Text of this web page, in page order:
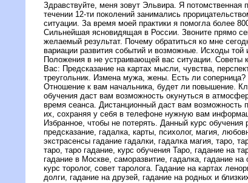
Здравствуйте, меня зовут Эльвира. Я
течении 12-ти поколений занимались
ситуации. За время моей практики я помогла более
Сильнейшая ясновидящая в России. Звоните прямо
желаемый результат. Почему обратиться ко мне
вариации развития событий и возможные. Исходы
Положения в не устраивающей вас ситуации. Советы
Вас: Предсказание на картах мысли, чувства,
треугольник. Измена мужа, жены. Есть ли
Отношение к вам начальника, будет ли повышение.
обучения даст вам возможность окунуться в
время сеанса. Дистанционный даст вам возможность
их, сохраняя у себя в телефоне нужную вам
Избранное, чтобы не потерять. Данный курс
предсказание, гадалка, карты, психолог, магия,
экстрасенсы гадание гадалки, гадалка магия, таро,
таро, таро гадание, курс обучения Таро, гадание на
гадание в Москве, саморазвитие, гадалка, гадание
курс торолог, совет таролога. Гадание на картах
долги, гадание на друзей, гадание на родных и